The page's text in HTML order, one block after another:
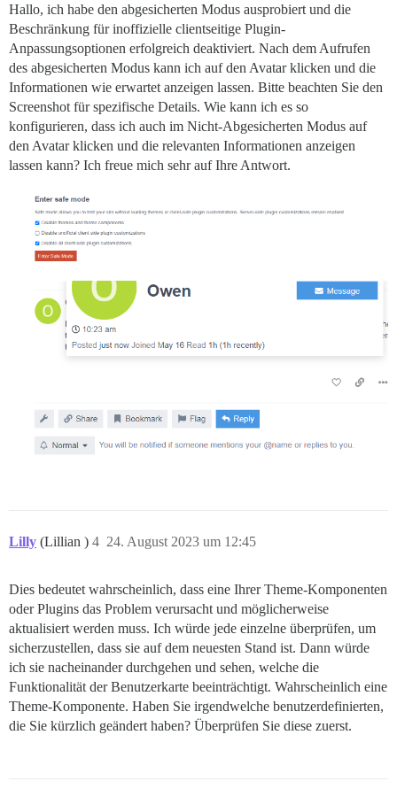
Hallo, ich habe den abgesicherten Modus ausprobiert und die
Beschränkung für inoffizielle clientseitige Plugin-
Anpassungsoptionen erfolgreich deaktiviert. Nach dem Aufrufen
des abgesicherten Modus kann ich auf den Avatar klicken und die
Informationen wie erwartet anzeigen lassen. Bitte beachten Sie den
Screenshot für spezifische Details. Wie kann ich es so
konfigurieren, dass ich auch im Nicht-Abgesicherten Modus auf
den Avatar klicken und die relevanten Informationen anzeigen
lassen kann? Ich freue mich sehr auf Ihre Antwort.
Lilly (Lillian ) 24. August 2023 um 12:45
4
Dies bedeutet wahrscheinlich, dass eine Ihrer Theme-Komponenten
oder Plugins das Problem verursacht und möglicherweise
aktualisiert werden muss. Ich würde jede einzelne überprüfen, um
sicherzustellen, dass sie auf dem neuesten Stand ist. Dann würde
ich sie nacheinander durchgehen und sehen, welche die
Funktionalität der Benutzerkarte beeinträchtigt. Wahrscheinlich eine
Theme-Komponente. Haben Sie irgendwelche benutzerdefinierten,
die Sie kürzlich geändert haben? Überprüfen Sie diese zuerst.